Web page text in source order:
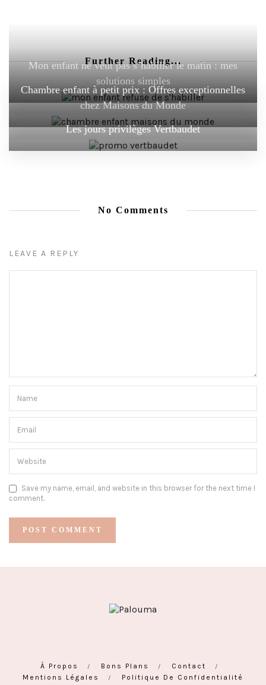
Further Reading...
Mon enfant ne veut pas s’habiller le matin : mes
solutions simples
Chambre enfant à petit prix : Offres exceptionnelles
chez Maisons du Monde
Les jours privilèges Vertbaudet
No Comments
LEAVE A REPLY
Save my name, email, and website in this browser for the next time I
comment.
À Propos Bons Plans
Contact
Mentions Légales
Politique De Confidentialité